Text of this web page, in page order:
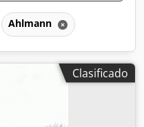
Ahlmann
Clasificado